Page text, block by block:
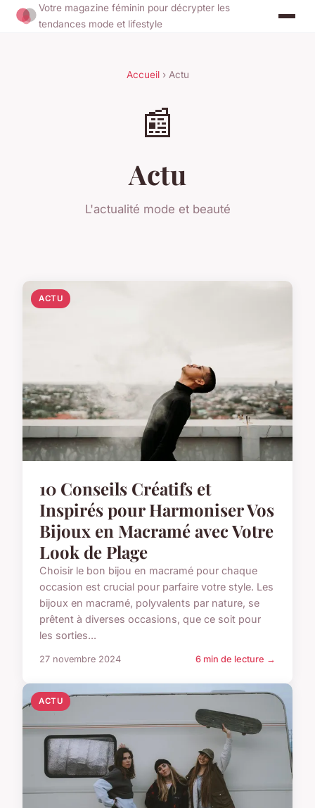
Votre magazine féminin pour décrypter les
tendances mode et lifestyle
Accueil› Actu
📰
Actu
L'actualité mode et beauté
ACTU
10 Conseils Créatifs et
Inspirés pour Harmoniser Vos
Bijoux en Macramé avec Votre
Look de Plage
Choisir le bon bijou en macramé pour chaque
occasion est crucial pour parfaire votre style. Les
bijoux en macramé, polyvalents par nature, se
prêtent à diverses occasions, que ce soit pour
les sorties...
27 novembre 2024 6 min de lecture →
ACTU